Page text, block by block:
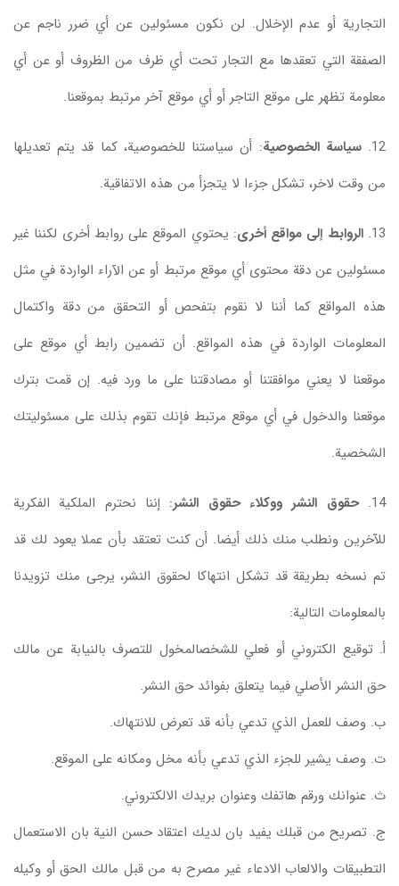
التجارية أو عدم الإخلال. لن نكون مسئولين عن أي ضرر ناجم عن
الصفقة التي تعقدها مع التجار تحت أي ظرف من الظروف أو عن أي
معلومة تظهر على موقع التاجر أو أي موقع آخر مرتبط بموقعنا.
12. سياسة الخصوصية: أن سياستنا للخصوصية، كما قد يتم تعديلها
من وقت لاخر، تشكل جزءا لا يتجزأ من هذه الاتفاقية.
13. الروابط إلى مواقع أخرى: يحتوي الموقع على روابط أخرى لكننا غير
مسئولين عن دقة محتوى أي موقع مرتبط أو عن الآراء الواردة في مثل
هذه المواقع كما أننا لا نقوم بتفحص أو التحقق من دقة واكتمال
المعلومات الواردة في هذه المواقع. أن تضمين رابط أي موقع على
موقعنا لا يعني موافقتنا أو مصادقتنا على ما ورد فيه. إن قمت بترك
موقعنا والدخول في أي موقع مرتبط فإنك تقوم بذلك على مسئوليتك
الشخصية.
14. حقوق النشر ووكلاء حقوق النشر: إننا نحترم الملكية الفكرية
للآخرين ونطلب منك ذلك أيضا. أن كنت تعتقد بأن عملا يعود لك قد
تم نسخه بطريقة قد تشكل انتهاكا لحقوق النشر، يرجى منك تزويدنا
بالمعلومات التالية:
أ‌. توقيع الكتروني أو فعلي للشخصالمخول للتصرف بالنيابة عن مالك
حق النشر الأصلي فيما يتعلق بفوائد حق النشر.
ب‌. وصف للعمل الذي تدعي بأنه قد تعرض للانتهاك.
ت‌. وصف يشير للجزء الذي تدعي بأنه مخل ومكانه على الموقع.
ث‌. عنوانك ورقم هاتفك وعنوان بريدك الالكتروني.
ج‌. تصريح من قبلك يفيد بان لديك اعتقاد حسن النية بان الاستعمال
التطبيقات والالعاب الادعاء غير مصرح به من قبل مالك الحق أو وكيله